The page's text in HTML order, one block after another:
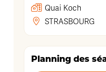
Quai Koch
STRASBOURG
Planning des